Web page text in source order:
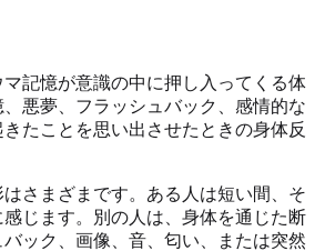
記憶が意識の中に押し入ってくる体
悪夢、フラッシュバック、感情的な
たことを思い出させたときの身体反
さまざまです。ある人は短い間、そ
じます。別の人は、身体を通じた断
ック、画像、音、匂い、または突然